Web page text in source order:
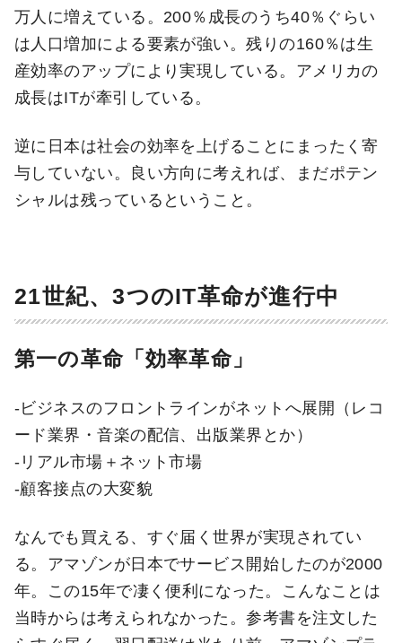
万人に増えている。200％成長のうち40％ぐらい
は人口増加による要素が強い。残りの160％は生
産効率のアップにより実現している。アメリカの
成長はITが牽引している。
逆に日本は社会の効率を上げることにまったく寄
与していない。良い方向に考えれば、まだポテン
シャルは残っているということ。
21世紀、3つのIT革命が進行中
第一の革命「効率革命」
-ビジネスのフロントラインがネットへ展開（レコ
ード業界・音楽の配信、出版業界とか）
-リアル市場＋ネット市場
-顧客接点の大変貌
なんでも買える、すぐ届く世界が実現されてい
る。アマゾンが日本でサービス開始したのが2000
年。この15年で凄く便利になった。こんなことは
当時からは考えられなかった。参考書を注文した